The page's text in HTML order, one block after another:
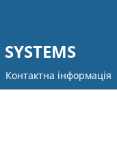
Контактна інформація